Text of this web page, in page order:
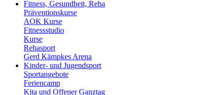
Fitness, Gesundheit, Reha
Präventionskurse
AOK Kurse
Fitnessstudio
Kurse
Rehasport
Gerd Kämpkes Arena
Kinder- und Jugendsport
Sportangebote
Feriencamp
Kita und Offener Ganztag